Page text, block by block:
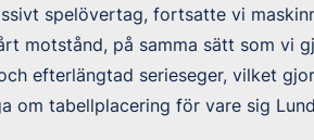
spelövertag, fortsatte vi
motstånd, på samma sätt som vi
efterlängtad serieseger, vilket
om tabellplacering för vare sig